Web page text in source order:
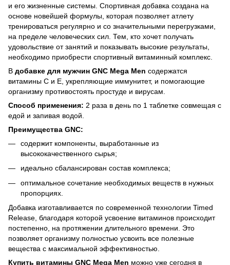
и его жизненные системы. Спортивная добавка создана на
основе новейшей формулы, которая позволяет атлету
тренироваться регулярно и со значительными перегрузками,
на пределе человеческих сил. Тем, кто хочет получать
удовольствие от занятий и показывать высокие результаты,
необходимо приобрести спортивный витаминный комплекс.
В добавке для мужчин GNC Mega Men содержатся
витамины С и Е, укрепляющие иммунитет, и помогающие
организму противостоять простуде и вирусам.
Способ применения: 2 раза в день по 1 таблетке совмещая с
едой и запивая водой.
Преимущества GNC:
содержит компоненты, выработанные из
высококачественного сырья;
идеально сбалансирован состав комплекса;
оптимальное сочетание необходимых веществ в нужных
пропорциях.
Добавка изготавливается по современной технологии Timed
Release, благодаря которой усвоение витаминов происходит
постепенно, на протяжении длительного времени. Это
позволяет организму полностью усвоить все полезные
вещества с максимальной эффективностью.
Купить витамины GNC Mega Men можно уже сегодня в